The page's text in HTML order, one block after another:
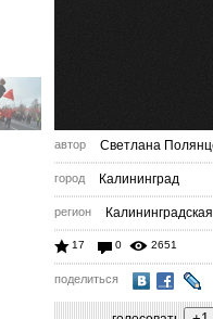
автор Светлана
город Калининград
регион
17 0 2651
поделиться